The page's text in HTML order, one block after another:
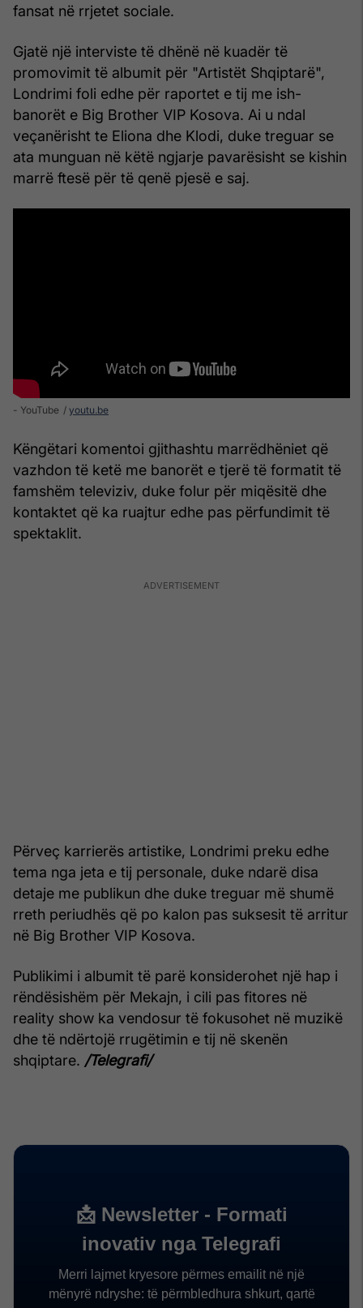
fansat në rrjetet sociale.
Gjatë një interviste të dhënë në kuadër të
promovimit të albumit për "Artistët Shqiptarë",
Londrimi foli edhe për raportet e tij me ish-
banorët e Big Brother VIP Kosova. Ai u ndal
veçanërisht te Eliona dhe Klodi, duke treguar se
ata munguan në këtë ngjarje pavarësisht se kishin
marrë ftesë për të qenë pjesë e saj.
- YouTube youtu.be
Këngëtari komentoi gjithashtu marrëdhëniet që
vazhdon të ketë me banorët e tjerë të formatit të
famshëm televiziv, duke folur për miqësitë dhe
kontaktet që ka ruajtur edhe pas përfundimit të
spektaklit.
Përveç karrierës artistike, Londrimi preku edhe
tema nga jeta e tij personale, duke ndarë disa
detaje me publikun dhe duke treguar më shumë
rreth periudhës që po kalon pas suksesit të arritur
në Big Brother VIP Kosova.
Publikimi i albumit të parë konsiderohet një hap i
rëndësishëm për Mekajn, i cili pas fitores në
reality show ka vendosur të fokusohet në muzikë
dhe të ndërtojë rrugëtimin e tij në skenën
shqiptare. /Telegrafi/